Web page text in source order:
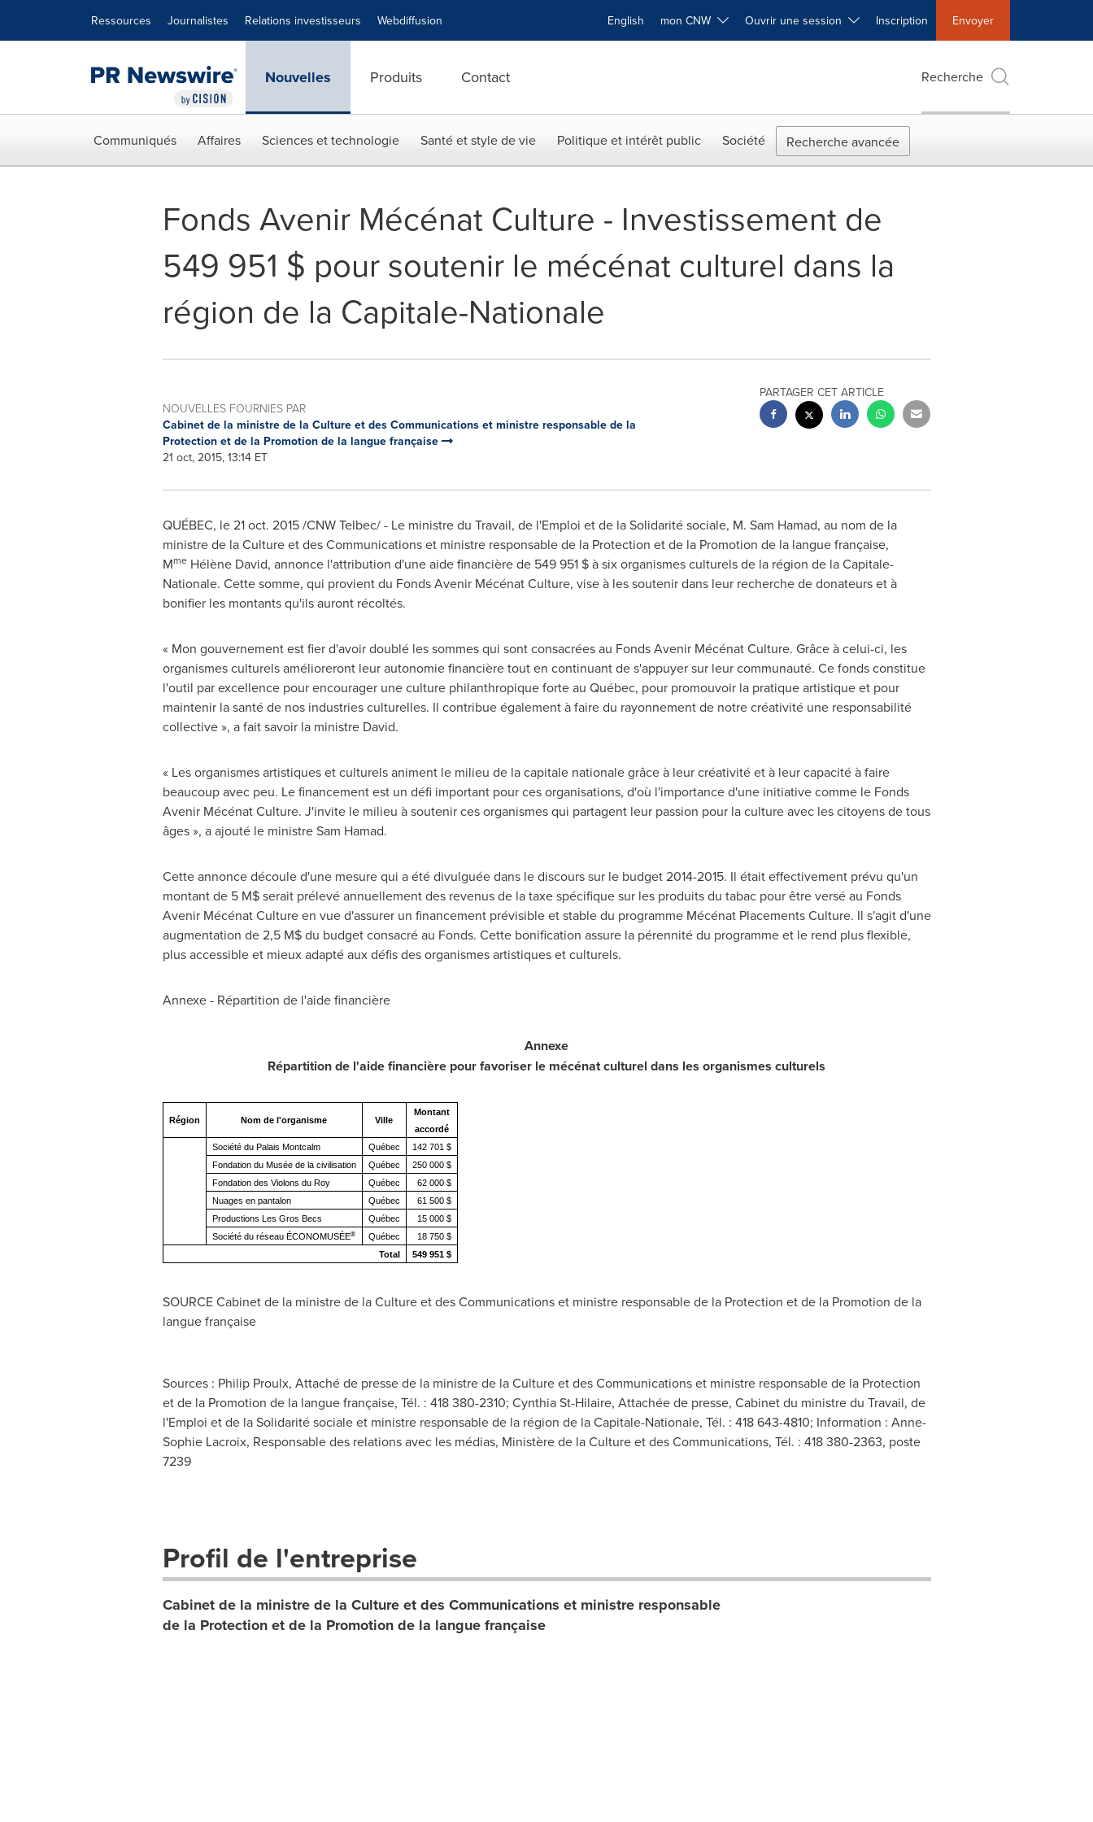
Ressources Journalistes Relations investisseurs Webdiffusion English mon CNW Ouvrir une session Inscription Envoyer
Nouvelles Produits Contact Recherche
Communiqués Affaires Sciences et technologie Santé et style de vie Politique et intérêt public Société Recherche avancée
Fonds Avenir Mécénat Culture - Investissement de
549 951 $ pour soutenir le mécénat culturel dans la
région de la Capitale-Nationale
NOUVELLES FOURNIES PAR
Cabinet de la ministre de la Culture et des Communications et ministre responsable de la
Protection et de la Promotion de la langue française
21 oct, 2015, 13:14 ET
PARTAGER CET ARTICLE
QUÉBEC, le 21 oct. 2015 /CNW Telbec/ - Le ministre du Travail, de l'Emploi et de la Solidarité sociale, M. Sam Hamad, au nom de la
ministre de la Culture et des Communications et ministre responsable de la Protection et de la Promotion de la langue française,
MmeHélène David, annonce l'attribution d'une aide financière de 549 951 $ à six organismes culturels de la région de la Capitale-
Nationale. Cette somme, qui provient du Fonds Avenir Mécénat Culture, vise à les soutenir dans leur recherche de donateurs et à
bonifier les montants qu'ils auront récoltés.
« Mon gouvernement est fier d'avoir doublé les sommes qui sont consacrées au Fonds Avenir Mécénat Culture. Grâce à celui-ci, les
organismes culturels amélioreront leur autonomie financière tout en continuant de s'appuyer sur leur communauté. Ce fonds constitue
l'outil par excellence pour encourager une culture philanthropique forte au Québec, pour promouvoir la pratique artistique et pour
maintenir la santé de nos industries culturelles. Il contribue également à faire du rayonnement de notre créativité une responsabilité
collective », a fait savoir la ministre David.
« Les organismes artistiques et culturels animent le milieu de la capitale nationale grâce à leur créativité et à leur capacité à faire
beaucoup avec peu. Le financement est un défi important pour ces organisations, d'où l'importance d'une initiative comme le Fonds
Avenir Mécénat Culture. J'invite le milieu à soutenir ces organismes qui partagent leur passion pour la culture avec les citoyens de tous
âges », a ajouté le ministreSam Hamad.
Cette annonce découle d'une mesure qui a été divulguée dans le discours sur le budget 2014-2015. Il était effectivement prévu qu'un
montant de 5 M$ serait prélevé annuellement des revenus de la taxe spécifique sur les produits du tabac pour être versé au Fonds
Avenir Mécénat Culture en vue d'assurer un financement prévisible et stable du programme Mécénat Placements Culture. Il s'agit d'une
augmentation de 2,5 M$ du budget consacré au Fonds. Cette bonification assure la pérennité du programme et le rend plus flexible,
plus accessible et mieux adapté aux défis des organismes artistiques et culturels.
Annexe - Répartition de l'aide financière
Annexe
Répartition de l'aide financière pour favoriser le mécénat culturel dans les organismes culturels
Région Nom de l'organisme Ville
Montant
accordé
Société du Palais Montcalm
Québec
142 701 $
Fondation du Musée de la civilisation
Québec
250 000 $
Fondation des Violons du Roy
Québec
62 000 $
Nuages en pantalon
Québec
61 500 $
Productions Les Gros Becs
Québec
15 000 $
Société du réseau ÉCONOMUSÉE® Québec
18 750 $
Total
549 951 $
SOURCE Cabinet de la ministre de la Culture et des Communications et ministre responsable de la Protection et de la Promotion de la
langue française
Sources : Philip Proulx, Attaché de presse de la ministre de la Culture et des Communications et ministre responsable de la Protection
et de la Promotion de la langue française, Tél. : 418 380-2310; Cynthia St-Hilaire, Attachée de presse, Cabinet du ministre du Travail, de
l'Emploi et de la Solidarité sociale et ministre responsable de la région de la Capitale-Nationale, Tél. : 418 643-4810; Information : Anne-
Sophie Lacroix, Responsable des relations avec les médias, Ministère de la Culture et des Communications, Tél. : 418 380-2363, poste
7239
Profil de l'entreprise
Cabinet de la ministre de la Culture et des Communications et ministre responsable
de la Protection et de la Promotion de la langue française